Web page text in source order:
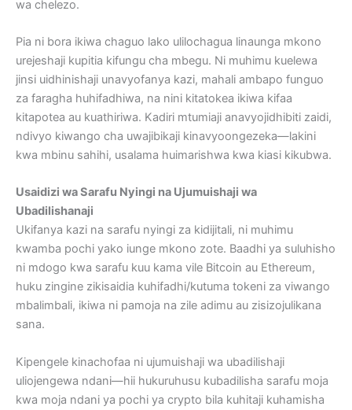
wa chelezo.
Pia ni bora ikiwa chaguo lako ulilochagua linaunga mkono
urejeshaji kupitia kifungu cha mbegu. Ni muhimu kuelewa
jinsi uidhinishaji unavyofanya kazi, mahali ambapo funguo
za faragha huhifadhiwa, na nini kitatokea ikiwa kifaa
kitapotea au kuathiriwa. Kadiri mtumiaji anavyojidhibiti zaidi,
ndivyo kiwango cha uwajibikaji kinavyoongezeka—lakini
kwa mbinu sahihi, usalama huimarishwa kwa kiasi kikubwa.
Usaidizi wa Sarafu Nyingi na Ujumuishaji wa
Ubadilishanaji
Ukifanya kazi na sarafu nyingi za kidijitali, ni muhimu
kwamba pochi yako iunge mkono zote. Baadhi ya suluhisho
ni mdogo kwa sarafu kuu kama vile Bitcoin au Ethereum,
huku zingine zikisaidia kuhifadhi/kutuma tokeni za viwango
mbalimbali, ikiwa ni pamoja na zile adimu au zisizojulikana
sana.
Kipengele kinachofaa ni ujumuishaji wa ubadilishaji
uliojengewa ndani—hii hukuruhusu kubadilisha sarafu moja
kwa moja ndani ya pochi ya crypto bila kuhitaji kuhamisha